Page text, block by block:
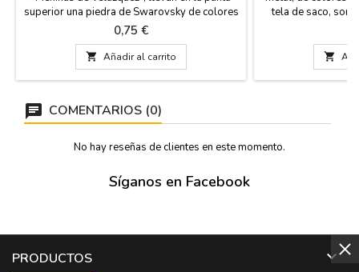
superior una piedra de Swarovsky de colores
variados. SE VENDE POR UNIDAD, EL
PRECIO ES DE UN LAPICERO. Medidas: 18 cm
de largo
Precio
0,75 €
 Añadir al carrito
tela de saco, son
Meninas. Están
metal, lacado al
Medida: 9 cm. de
cm.

COMENTARIOS (0)
No hay reseñas de clientes en este momento.
Síganos en Facebook
PRODUCTOS 